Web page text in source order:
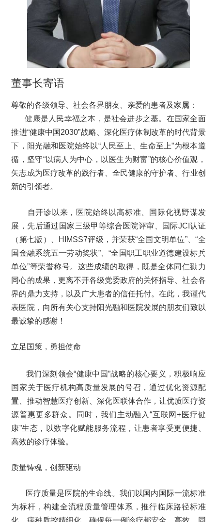
董事长寄语
尊敬的各级领导、社会各界朋友、亲爱的患者及家属：
健康是人民幸福之本，是社会进步之基。在国家全面
推进“健康中国2030”战略、深化医疗体制改革的时代背景
下，阳光融和医院始终以“人民至上、生命至上”为根本遵
循，坚守“以病人为中心，以医生为财富”的核心价值观，
矢志成为医疗改革的践行者、全民健康的守护者、行业创
新的引领者。
自开诊以来，医院始终以高标准、国际化视野谋发
展，先后通过国家三级甲等综合医院评审、国际JCI认证
（第七版）、HIMSS7评级，并荣获“全国文明单位”、“全
国金融系统五一劳动奖状”、“全国职工职业道德建设标兵
单位”等荣誉称号。这些成绩的取得，既是全体同仁勠力
同心的成果，更离不开各级党委政府的关怀指导、社会各
界的鼎力支持，以及广大患者的信任托付。在此，我谨代
表医院，向所有关心支持阳光融和医院发展的朋友们致以
最诚挚的感谢！
立足国策，勇担使命
我们深刻领会“健康中国”战略的核心要义，积极响应
国家关于医疗机构高质量发展的号召，通过优化资源配
置、推动智慧医疗创新、深化医联体合作，让优质医疗资
源普惠更多群众。同时，我们主动融入“互联网+医疗健
康”生态，以数字化赋能服务流程，让患者享受更便捷、
高效的诊疗体验。
质量铸魂，创新驱动
医疗质量是医院的生命线。我们以国内国际一流标准
为标杆，构建全流程质量管理体系，推行临床路径标准
化、病种质控精细化，确保每一例诊疗都安全、高效。同